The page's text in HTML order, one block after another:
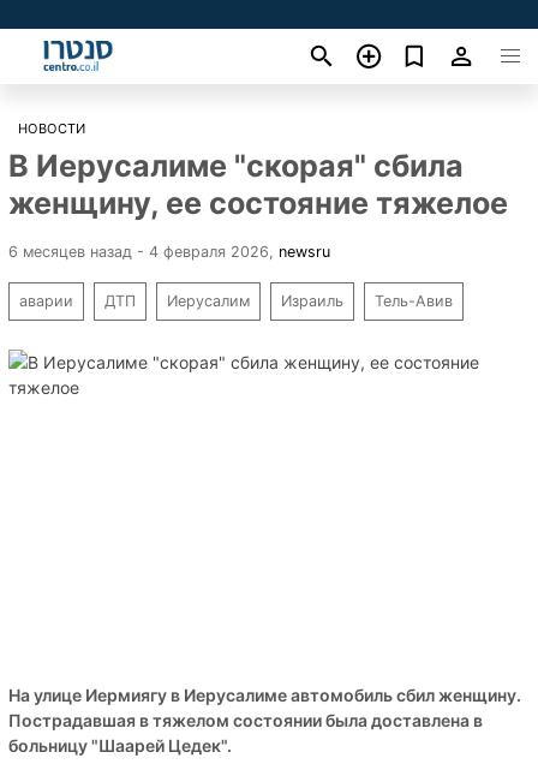
НОВОСТИ
В Иерусалиме "скорая" сбила
женщину, ее состояние тяжелое
6 месяцев назад - 4 февраля 2026 newsru
аварии ДТП Иерусалим Израиль Тель-Авив
На улице Иермиягу в Иерусалиме автомобиль сбил женщину.
Пострадавшая в тяжелом состоянии была доставлена в
больницу "Шаарей Цедек".